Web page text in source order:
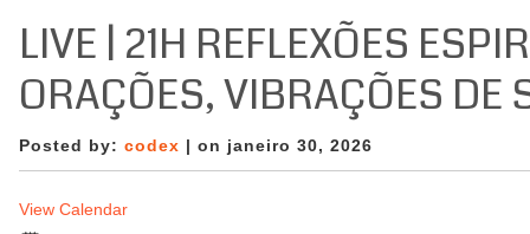
LIVE | 21H REFLEXÕES
ORAÇÕES, VIBRAÇÕES DE
Posted by: codex | on janeiro 30, 2026
View Calendar